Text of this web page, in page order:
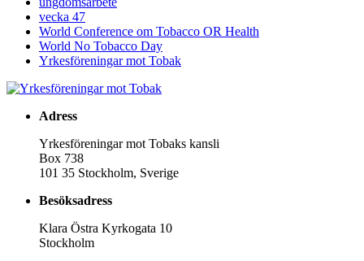
vecka 47
World Conference om Tobacco OR Health
World No Tobacco Day
Yrkesföreningar mot Tobak
Adress
Yrkesföreningar mot Tobaks kansli
Box 738
101 35 Stockholm, Sverige
Besöksadress
Klara Östra Kyrkogata 10
Stockholm